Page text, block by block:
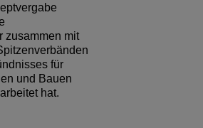
zusammen mit
für
und Bauen
hat.